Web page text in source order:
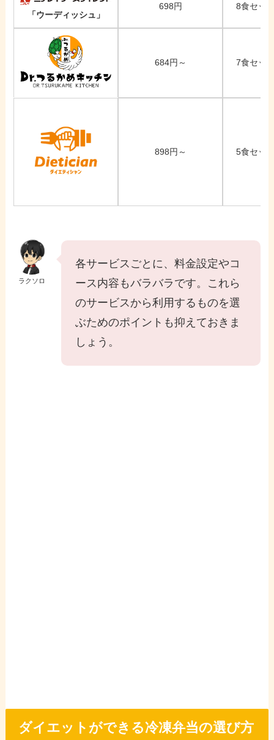
「ウーディッシュ」
698円 8食セッ
684円～ 7食セッ
898円～ 5食セッ
ラクソロ
各サービスごとに、料金設定やコ
ース内容もバラバラです。これら
のサービスから利用するものを選
ぶためのポイントも抑えておきま
しょう。
ダイエットができる冷凍弁当の選び方